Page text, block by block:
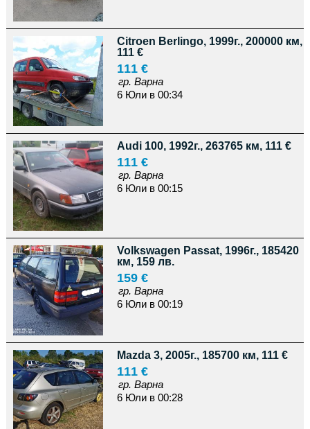
Citroen Berlingo, 1999г., 200000 км,
111 €
111 €
гр. Варна
6 Юли в 00:34
Audi 100, 1992г., 263765 км, 111 €
111 €
гр. Варна
6 Юли в 00:15
Volkswagen Passat, 1996г., 185420
км, 159 лв.
159 €
гр. Варна
6 Юли в 00:19
Mazda 3, 2005г., 185700 км, 111 €
111 €
гр. Варна
6 Юли в 00:28